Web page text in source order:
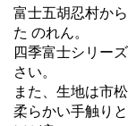
富士五胡忍村か
た のれん。
四季富士シリー
さい。
また、生地は市
柔らかい手触り